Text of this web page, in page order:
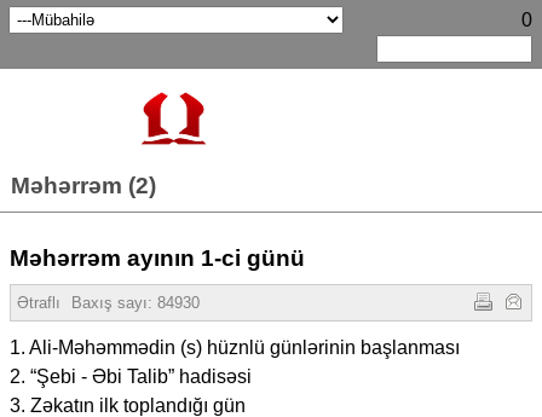
0
Məhərrəm (2)
Məhərrəm ayının 1-ci günü
Ətraflı Baxış sayı: 84930
1. Ali-Məhəmmədin (s) hüznlü günlərinin başlanması
2. “Şebi - Əbi Talib” hadisəsi
3. Zəkatın ilk toplandığı gün